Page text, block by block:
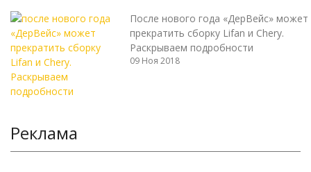
После нового года «ДерВейс» может
прекратить сборку Lifan и Chery.
Раскрываем подробности
09 Ноя 2018
Реклама